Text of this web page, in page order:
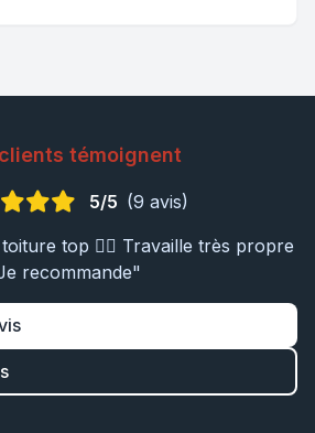
témoignent
5/5 (9 avis)
top 👍🏼 Travaille très propre
recommande"